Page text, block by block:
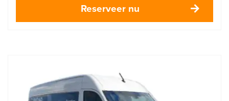
Reserveer nu